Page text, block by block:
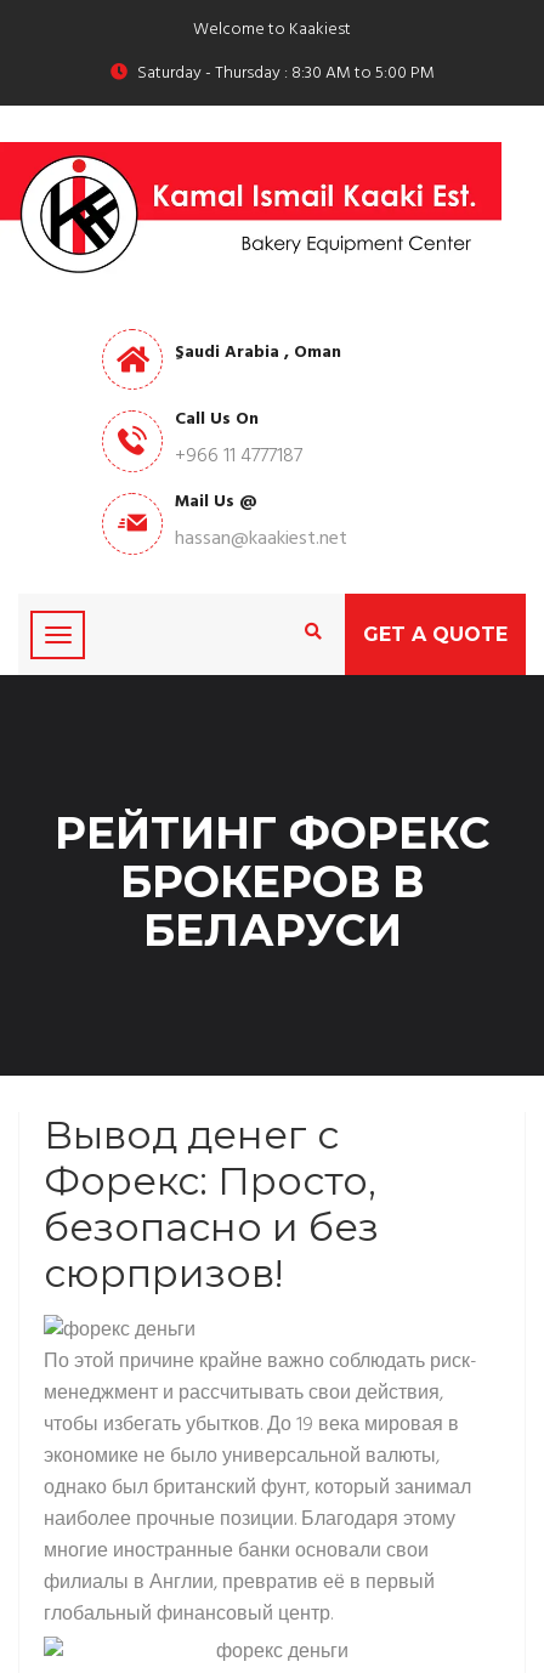
Welcome to Kaakiest
Saturday - Thursday : 8:30 AM to 5:00 PM
ِSaudi Arabia , Oman
Call Us On
+966 11 4777187
Mail Us @
hassan@kaakiest.net
GET A QUOTE
РЕЙТИНГ ФОРЕКС
БРОКЕРОВ В
БЕЛАРУСИ
Вывод денег с
Форекс: Просто,
безопасно и без
сюрпризов!
По этой причине крайне важно соблюдать риск-
менеджмент и рассчитывать свои действия,
чтобы избегать убытков. До 19 века мировая в
экономике не было универсальной валюты,
однако был британский фунт, который занимал
наиболее прочные позиции. Благодаря этому
многие иностранные банки основали свои
филиалы в Англии, превратив её в первый
глобальный финансовый центр.